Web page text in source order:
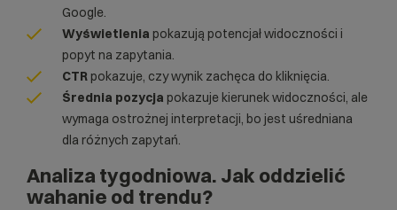
Google.
Wyświetlenia pokazują potencjał widoczności i
popyt na zapytania.
CTR pokazuje, czy wynik zachęca do kliknięcia.
Średnia pozycja pokazuje kierunek widoczności, ale
wymaga ostrożnej interpretacji, bo jest uśredniana
dla różnych zapytań.
Analiza tygodniowa. Jak oddzielić
wahanie od trendu?